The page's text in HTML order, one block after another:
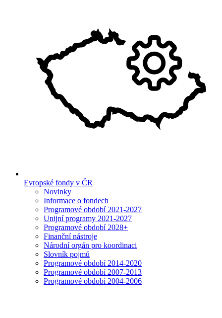
Evropské fondy v ČR
Novinky
Informace o fondech
Programové období 2021-2027
Unijní programy 2021-2027
Programové období 2028+
Finanční nástroje
Národní orgán pro koordinaci
Slovník pojmů
Programové období 2014-2020
Programové období 2007-2013
Programové období 2004-2006